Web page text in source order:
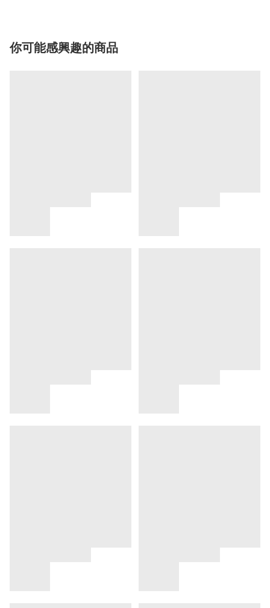
你可能感興趣的商品